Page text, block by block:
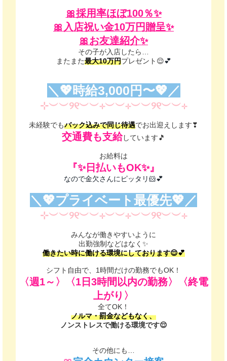
🎀採用率ほぼ100％✨
🎀入店祝い金10万円贈呈✨
🎀お友達紹介✨
その子が入店したら…
またまた最大10万円プレゼント😌💕
＼💖時給3,000円〜💖／
⊹︶︶୨୧︶︶⊹︶︶⊹︶︶୨୧︶︶⊹
未経験でもバック込みで同じ待遇でお出迎えします❣
交通費も支給しています🎵
お給料は
『✨日払いもOK✨』
なので金欠さんにピッタリ🐹💕
＼💖プライベート最優先💖／
⊹︶︶୨୧︶︶⊹︶︶⊹︶︶୨୧︶︶⊹
みんなが働きやすいように
出勤強制などはなく✨
働きたい時に働ける環境にしております😌💕
シフト自由で、1時間だけの勤務でもOK！
〈週1～〉〈1日3時間以内の勤務〉〈終電
上がり〉
全てOK！
ノルマ・罰金などもなく、
ノンストレスで働ける環境です😌
その他にも…